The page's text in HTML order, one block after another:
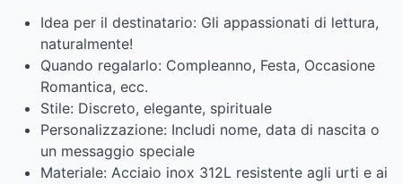
Idea per il destinatario: Gli appassionati di lettura,
naturalmente!
Quando regalarlo: Compleanno, Festa, Occasione
Romantica, ecc.
Stile: Discreto, elegante, spirituale
Personalizzazione: Includi nome, data di nascita o
un messaggio speciale
Materiale: Acciaio inox 312L resistente agli urti e ai